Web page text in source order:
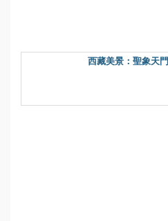
西藏美景：聖象天